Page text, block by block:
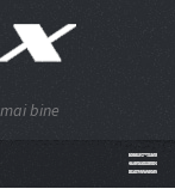
bine